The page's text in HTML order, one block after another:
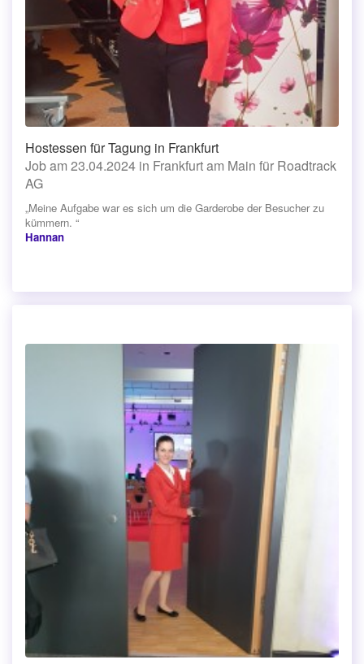
Hostessen für Tagung in Frankfurt
Job am 23.04.2024 in Frankfurt am Main für Roadtrack
AG
„Meine Aufgabe war es sich um die Garderobe der Besucher zu
kümmern. “
Hannan